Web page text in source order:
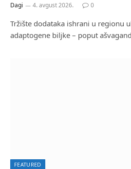
Dagi 4. avgust 2026. 0
Tržište dodataka ishrani u regionu
adaptogene biljke – poput
FEATURED